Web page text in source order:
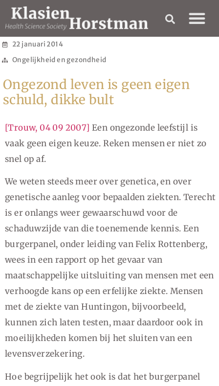
Ongezond leven is geen eigen
schuld, dikke bult
[Trouw, 04 09 2007] Een ongezonde leefstijl is
vaak geen eigen keuze. Reken mensen er niet zo
snel op af.
We weten steeds meer over genetica, en over
genetische aanleg voor bepaalden ziekten. Terecht
is er onlangs weer gewaarschuwd voor de
schaduwzijde van die toenemende kennis. Een
burgerpanel, onder leiding van Felix Rottenberg,
wees in een rapport op het gevaar van
maatschappelijke uitsluiting van mensen met een
verhoogde kans op een erfelijke ziekte. Mensen
met de ziekte van Huntingon, bijvoorbeeld,
kunnen zich laten testen, maar daardoor ook in
moeilijkheden komen bij het sluiten van een
levensverzekering.
Hoe begrijpelijk het ook is dat het burgerpanel
22 januari 2014
Ongelijkheid en gezondheid